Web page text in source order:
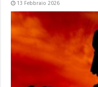
13 Febbraio 2026